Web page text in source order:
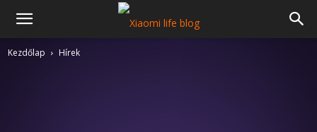
Kezdőlap Hírek